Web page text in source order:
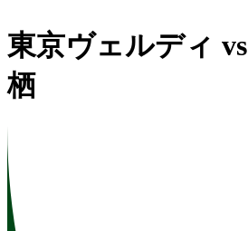
東京ヴェルディ vs
栖